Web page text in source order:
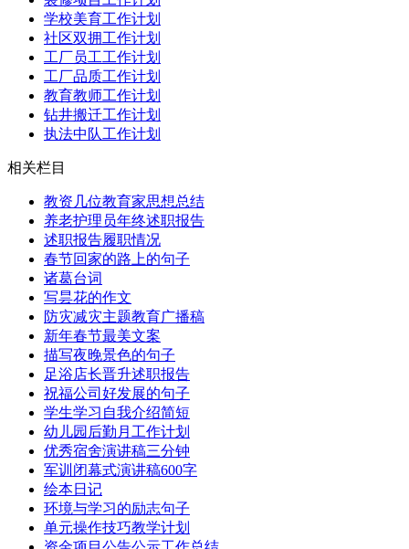
学校美育工作计划
社区双拥工作计划
工厂员工工作计划
工厂品质工作计划
教育教师工作计划
钻井搬迁工作计划
执法中队工作计划
相关栏目
教资几位教育家思想总结
养老护理员年终述职报告
述职报告履职情况
春节回家的路上的句子
诸葛台词
写昙花的作文
防灾减灾主题教育广播稿
新年春节最美文案
描写夜晚景色的句子
足浴店长晋升述职报告
祝福公司好发展的句子
学生学习自我介绍简短
幼儿园后勤月工作计划
优秀宿舍演讲稿三分钟
军训闭幕式演讲稿600字
绘本日记
环境与学习的励志句子
单元操作技巧教学计划